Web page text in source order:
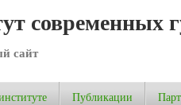
современных
сайт
Публикации